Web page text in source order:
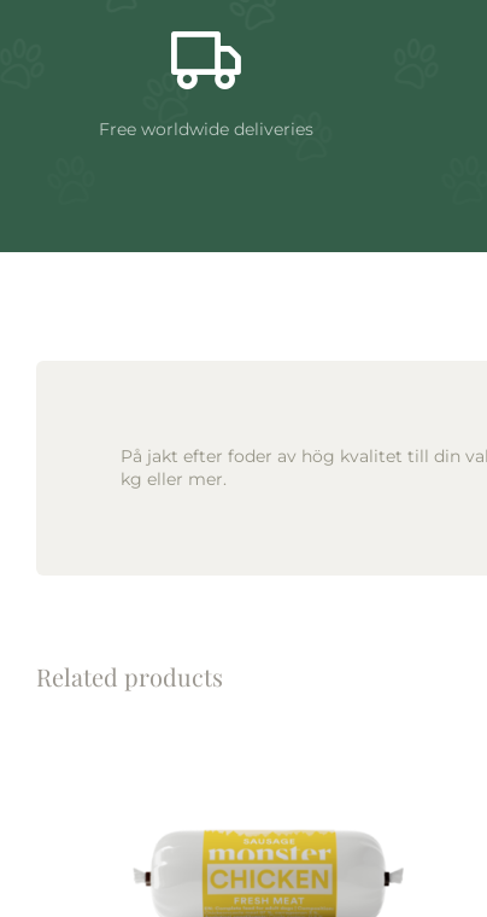
Free worldwide deliveries
På jakt efter foder av hög kvalitet till din
kg eller mer.
Related products